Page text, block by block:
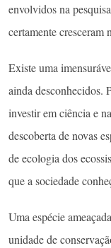
envolvidos na
certamente cresceram
Existe uma
ainda desconhecidos.
investir em ciência e
descoberta de novas
de ecologia dos
que a sociedade
Uma espécie
unidade de